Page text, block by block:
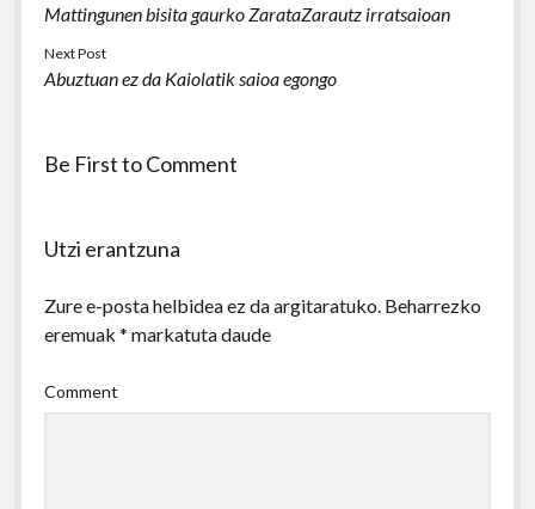
Mattingunen bisita gaurko ZarataZarautz irratsaioan
Next Post
Abuztuan ez da Kaiolatik saioa egongo
Be First to Comment
Utzi erantzuna
Zure e-posta helbidea ez da argitaratuko. Beharrezko
eremuak * markatuta daude
Comment